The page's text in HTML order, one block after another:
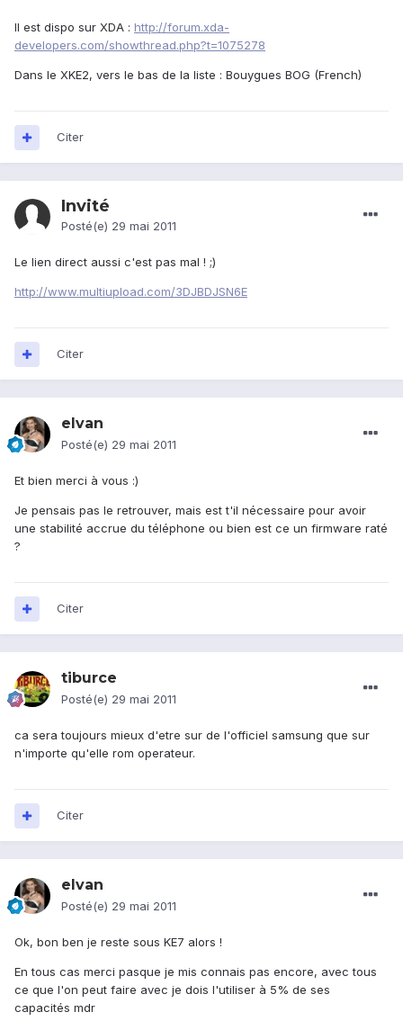
Il est dispo sur XDA : http://forum.xda-
developers.com/showthread.php?t=1075278
Dans le XKE2, vers le bas de la liste : Bouygues BOG (French)
Citer
Invité
Posté(e) 29 mai 2011
Le lien direct aussi c'est pas mal ! ;)
http://www.multiupload.com/3DJBDJSN6E
Citer
elvan
Posté(e) 29 mai 2011
Et bien merci à vous :)
Je pensais pas le retrouver, mais est t'il nécessaire pour avoir
une stabilité accrue du téléphone ou bien est ce un firmware raté
?
Citer
tiburce
Posté(e) 29 mai 2011
ca sera toujours mieux d'etre sur de l'officiel samsung que sur
n'importe qu'elle rom operateur.
Citer
elvan
Posté(e) 29 mai 2011
Ok, bon ben je reste sous KE7 alors !
En tous cas merci pasque je mis connais pas encore, avec tous
ce que l'on peut faire avec je dois l'utiliser à 5% de ses
capacités mdr